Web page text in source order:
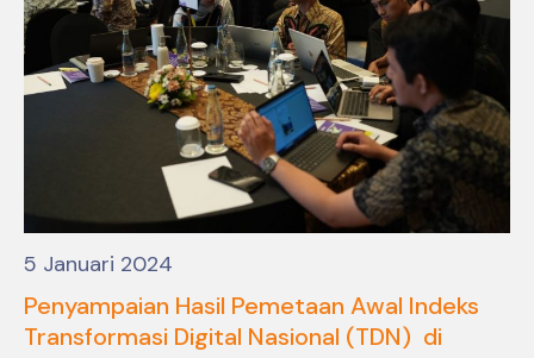
5 Januari 2024
Penyampaian Hasil Pemetaan Awal Indeks
Transformasi Digital Nasional (TDN) di